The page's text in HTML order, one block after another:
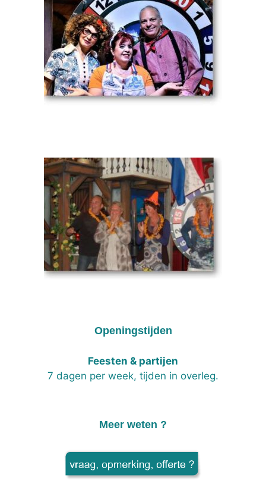
Openingstijden
Feesten & partijen
7 dagen per week, tijden in overleg.
Meer weten ?